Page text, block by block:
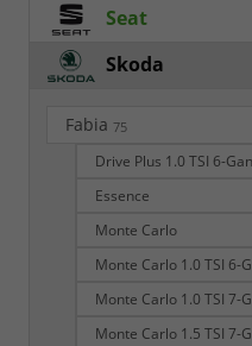
Seat
Skoda
Fabia 75
Drive Plus 1.0 TSI 6-
Essence
Monte Carlo
Monte Carlo 1.0 TSI 6-
Monte Carlo 1.0 TSI 7-
Monte Carlo 1.5 TSI 7-